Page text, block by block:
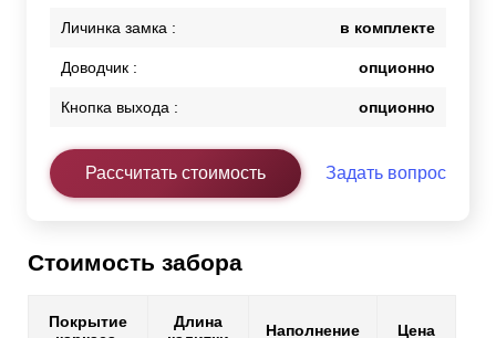
Личинка замка : в комплекте
Доводчик : опционно
Кнопка выхода : опционно
Рассчитать стоимость Задать вопрос
Стоимость забора
Покрытие
Длина
Наполнение Цена